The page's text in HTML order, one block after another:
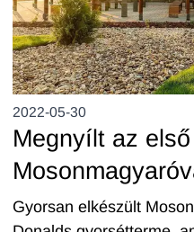
2022-05-30
Megnyílt az első Mc Donalds
Gyorsan elkészült